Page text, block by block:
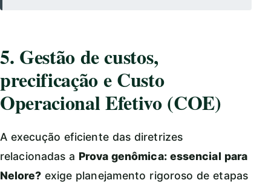
5. Gestão de custos,
precificação e Custo
Operacional Efetivo (COE)
A execução eficiente das diretrizes
relacionadas a Prova genômica: essencial para
Nelore?exige planejamento rigoroso de etapas